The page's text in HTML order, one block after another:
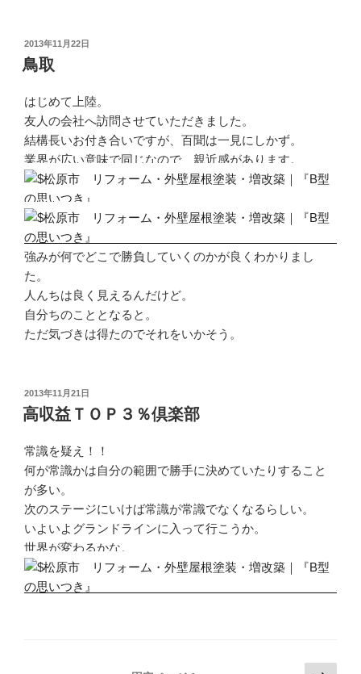
投
稿
日:
2013年11月22日
鳥取
はじめて上陸。
友人の会社へ訪問させていただきました。
結構長いお付き合いですが、百聞は一見にしかず。
業界が広い意味で同じなので、親近感があります。
強みが何でどこで勝負していくのかが良くわかりまし
た。
人んちは良く見えるんだけど。
自分ちのこととなると。
ただ気づきは得たのでそれをいかそう。
投
稿
日:
2013年11月21日
高収益ＴＯＰ３％倶楽部
常識を疑え！！
何が常識かは自分の範囲で勝手に決めていたりすること
が多い。
次のステージにいけば常識が常識でなくなるらしい。
いよいよグランドラインに入って行こうか。
世界が変わるかな。